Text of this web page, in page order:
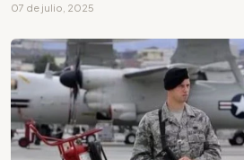
07 de julio, 2025